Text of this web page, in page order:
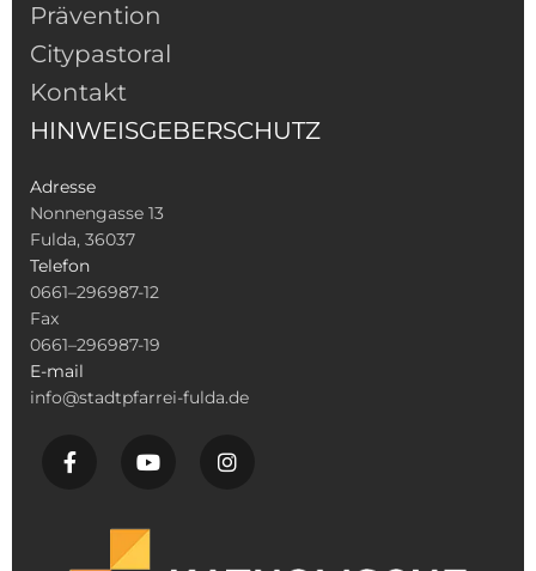
Prävention
Citypastoral
Kontakt
HINWEISGEBERSCHUTZ
Adresse
Nonnengasse 13
Fulda, 36037
Telefon
0661–296987-12
Fax
0661–296987-19
E-mail
info@stadtpfarrei-fulda.de